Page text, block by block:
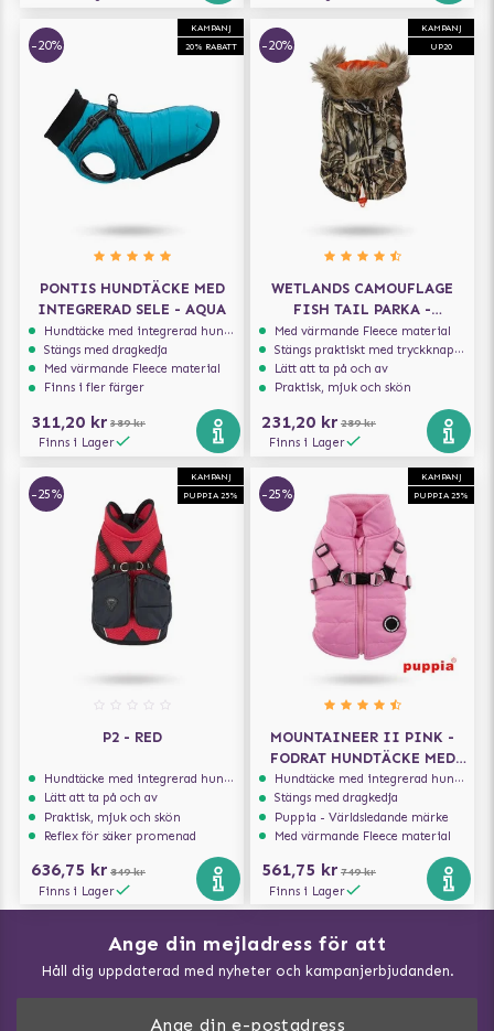
KAMPANJ
20% RABATT
-20%
PONTIS HUNDTÄCKE MED
INTEGRERAD SELE - AQUA
Hundtäcke med integrerad hundsele
Stängs med dragkedja
Med värmande Fleece material
Finns i fler färger
311,20 kr 389 kr
Finns i Lager
KAMPANJ
UP20
-20%
WETLANDS CAMOUFLAGE
FISH TAIL PARKA -
HUNDJACKA
Med värmande Fleece material
Stängs praktiskt med tryckknappar
Lätt att ta på och av
Praktisk, mjuk och skön
231,20 kr 289 kr
Finns i Lager
KAMPANJ
PUPPIA 25%
-25%
P2 - RED
Hundtäcke med integrerad hundsele
Lätt att ta på och av
Praktisk, mjuk och skön
Reflex för säker promenad
636,75 kr 849 kr
Finns i Lager
KAMPANJ
PUPPIA 25%
-25%
MOUNTAINEER II PINK -
FODRAT HUNDTÄCKE MED
INTEGRERAD SELE
Hundtäcke med integrerad hundsele
Stängs med dragkedja
Puppia - Världsledande märke
Med värmande Fleece material
561,75 kr 749 kr
Finns i Lager
Ange din mejladress för att
Håll dig uppdaterad med nyheter och kampanjerbjudanden.
Vad kan hundar äta?